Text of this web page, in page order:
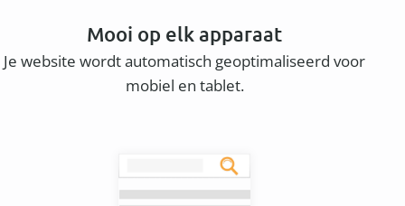
Mooi op elk apparaat
Je website wordt automatisch geoptimaliseerd voor
mobiel en tablet.